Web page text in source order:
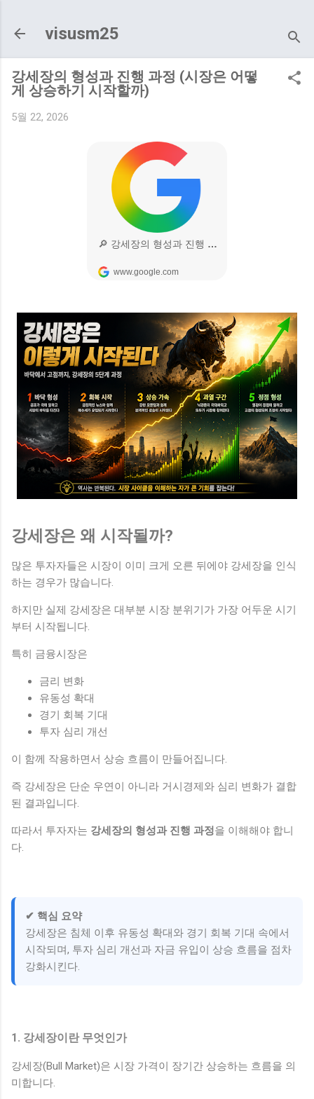
visusm25
강세장의 형성과 진행 과정 (시장은 어떻
게 상승하기 시작할까)
5월 22, 2026
강세장은 왜 시작될까?
많은 투자자들은 시장이 이미 크게 오른 뒤에야 강세장을 인식
하는 경우가 많습니다.
하지만 실제 강세장은 대부분 시장 분위기가 가장 어두운 시기
부터 시작됩니다.
특히 금융시장은
금리 변화
유동성 확대
경기 회복 기대
투자 심리 개선
이 함께 작용하면서 상승 흐름이 만들어집니다.
즉 강세장은 단순 우연이 아니라 거시경제와 심리 변화가 결합
된 결과입니다.
따라서 투자자는 강세장의 형성과 진행 과정을 이해해야 합니
다.
✔ 핵심 요약
강세장은 침체 이후 유동성 확대와 경기 회복 기대 속에서
시작되며, 투자 심리 개선과 자금 유입이 상승 흐름을 점차
강화시킨다.
1. 강세장이란 무엇인가
강세장(Bull Market)은 시장 가격이 장기간 상승하는 흐름을 의
미합니다.